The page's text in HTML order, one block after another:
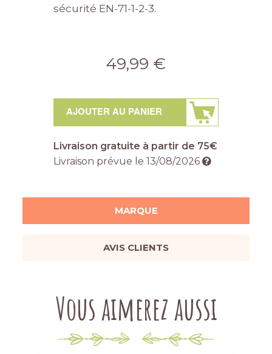
sécurité EN-71-1-2-3.
49,99 €
AJOUTER AU PANIER
Livraison gratuite à partir de 75€
Livraison prévue le 13/08/2026
MARQUE
AVIS CLIENTS
Vous aimerez aussi